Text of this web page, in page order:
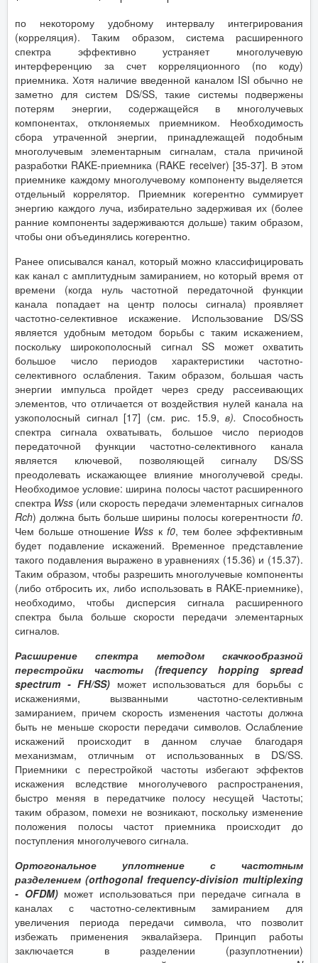
по некоторому удобному интервалу интегрирования
(корреляция). Таким образом, система расширенного
спектра эффективно устраняет многолучевую
интерференцию за счет корреляционного (по коду)
приемника. Хотя наличие введенной каналом ISI обычно не
заметно для систем DS/SS, такие системы подвержены
потерям энергии, содержащейся в многолучевых
компонентах, отклоняемых приемником. Необходимость
сбора утраченной энергии, принадлежащей подобным
многолучевым элементарным сигналам, стала причиной
разработки RAKE-приемника (RAKE receiver) [35-37]. В этом
приемнике каждому многолучевому компоненту выделяется
отдельный коррелятор. Приемник когерентно суммирует
энергию каждого луча, избирательно задерживая их (более
ранние компоненты задерживаются дольше) таким образом,
чтобы они объединялись когерентно.
Ранее описывался канал, который можно классифицировать
как канал с амплитудным замиранием, но который время от
времени (когда нуль частотной передаточной функции
канала попадает на центр полосы сигнала) проявляет
частотно-селективное искажение. Использование DS/SS
является удобным методом борьбы с таким искажением,
поскольку широкополосный сигнал SS может охватить
большое число периодов характеристики частотно-
селективного ослабления. Таким образом, большая часть
энергии импульса пройдет через среду рассеивающих
элементов, что отличается от воздействия нулей канала на
узкополосный сигнал [17] (см. рис. 15.9,в).Способность
спектра сигнала охватывать, большое число периодов
передаточной функции частотно-селективного канала
является ключевой, позволяющей сигналу DS/SS
преодолевать искажающее влияние многолучевой среды.
Необходимое условие: ширина полосы частот расширенного
спектра Wss (или скорость передачи элементарных сигналов
Rch) должна быть больше ширины полосы когерентности f0.
Чем больше отношение Wss к f0, тем более эффективным
будет подавление искажений. Временное представление
такого подавления выражено в уравнениях (15.36) и (15.37).
Таким образом, чтобы разрешить многолучевые компоненты
(либо отбросить их, либо использовать в RAKE-приемнике),
необходимо, чтобы дисперсия сигнала расширенного
спектра была больше скорости передачи элементарных
сигналов.
Расширение спектра методом скачкообразной
перестройки частоты (frequency hopping
spread
spectrum-FH/SS) может использоваться для борьбы с
искажениями, вызванными частотно-селективным
замиранием, причем скорость изменения частоты должна
быть не меньше скорости передачи символов. Ослабление
искажений происходит в данном случае благодаря
механизмам, отличным от использованных в DS/SS.
Приемники с перестройкой частоты избегают эффектов
искажения вследствие многолучевого распространения,
быстро меняя в передатчике полосу несущей Частоты;
таким образом, помехи не возникают, поскольку изменение
положения полосы частот приемника происходит до
поступления многолучевого сигнала.
Ортогональное уплотнение с частотным
разделением (orthogonal frequency-division multiplexing
- OFDM) может использоваться при передаче сигнала в
каналах с частотно-селективным замиранием для
увеличения периода передачи символа, что позволит
избежать применения эквалайзера. Принцип работы
заключается в разделении (разуплотнении)